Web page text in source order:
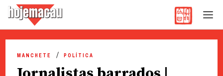
content
MANCHETE POLÍTICA